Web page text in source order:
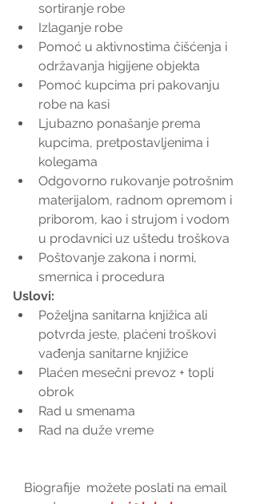
sortiranje robe
Izlaganje robe
Pomoć u aktivnostima čišćenja i
održavanja higijene objekta
Pomoć kupcima pri pakovanju
robe na kasi
Ljubazno ponašanje prema
kupcima, pretpostavljenima i
kolegama
Odgovorno rukovanje potrošnim
materijalom, radnom opremom i
priborom, kao i strujom i vodom
u prodavnici uz uštedu troškova
Poštovanje zakona i normi,
smernica i procedura
Uslovi:
Poželjna sanitarna knjižica ali
potvrda jeste, plaćeni troškovi
vađenja sanitarne knjižice
Plaćen mesečni prevoz + topli
obrok
Rad u smenama
Rad na duže vreme
Biografije  možete poslati na email